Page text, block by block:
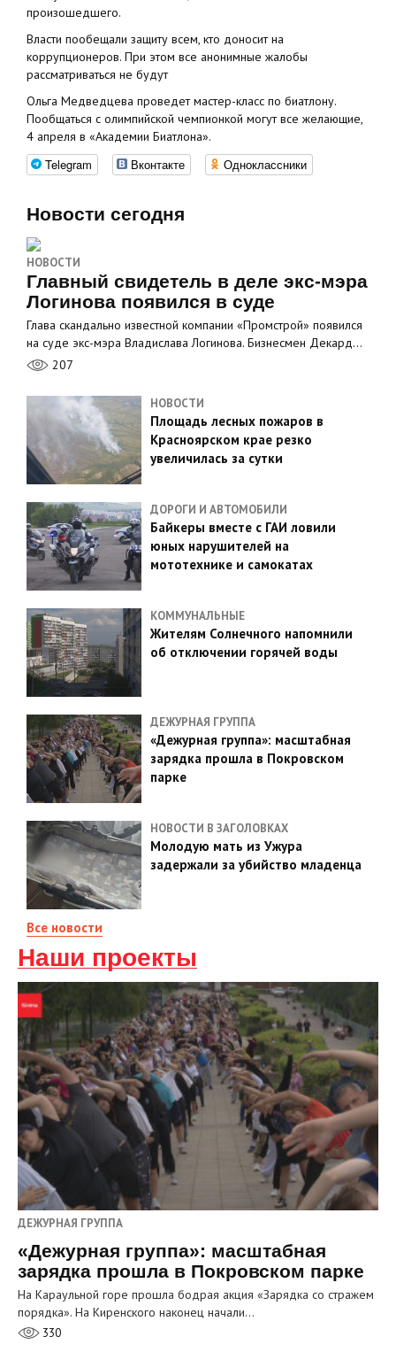
произошедшего.
Власти пообещали защиту всем, кто доносит на
коррупционеров. При этом все анонимные жалобы
рассматриваться не будут
Ольга Медведцева проведет мастер-класс по биатлону.
Пообщаться с олимпийской чемпионкой могут все желающие,
4 апреля в «Академии Биатлона».
Telegram Вконтакте Одноклассники
Новости сегодня
НОВОСТИ
Главный свидетель в деле экс-мэра
Логинова появился в суде
Глава скандально известной компании «Промстрой» появился
на суде экс-мэра Владислава Логинова. Бизнесмен Декард…
207
НОВОСТИ
Площадь лесных пожаров в
Красноярском крае резко
увеличилась за сутки
ДОРОГИ И АВТОМОБИЛИ
Байкеры вместе с ГАИ ловили
юных нарушителей на
мототехнике и самокатах
КОММУНАЛЬНЫЕ
Жителям Солнечного напомнили
об отключении горячей воды
ДЕЖУРНАЯ ГРУППА
«Дежурная группа»: масштабная
зарядка прошла в Покровском
парке
НОВОСТИ В ЗАГОЛОВКАХ
Молодую мать из Ужура
задержали за убийство младенца
Все новости
Наши проекты
ДЕЖУРНАЯ ГРУППА
«Дежурная группа»: масштабная
зарядка прошла в Покровском парке
На Караульной горе прошла бодрая акция «Зарядка со стражем
порядка». На Киренского наконец начали…
330